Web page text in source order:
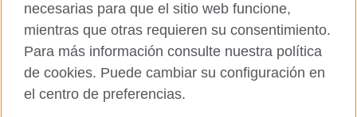
British Council global
Políticas de privacidad y condiciones de uso
necesarias para que el sitio web funcione,
mientras que otras requieren su consentimiento.
Para más información consulte nuestra política
de cookies. Puede cambiar su configuración en
el centro de preferencias.